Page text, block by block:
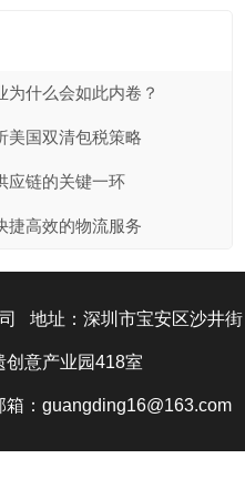
什么会如此内卷？
美国双清包税策略
应链的关键一环
捷高效的物流服务
地址：深圳市宝安区沙井街
创意产业园418室
：guangding16@163.com